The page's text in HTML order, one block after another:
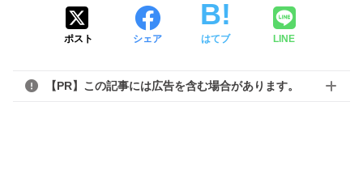
ポスト シェア はてブ LINE
【PR】この記事には広告を含む場合があります。